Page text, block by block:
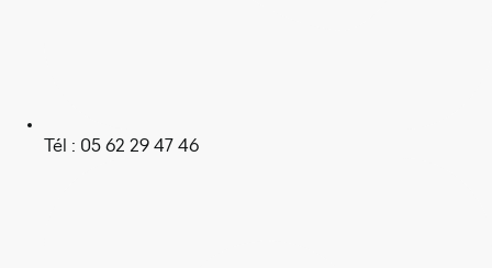
Tél : 05 62 29 47 46